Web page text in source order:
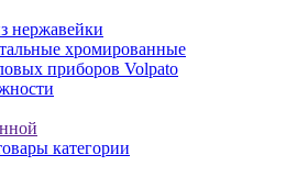
нержавейки
хромированные
приборов Volpato
категории